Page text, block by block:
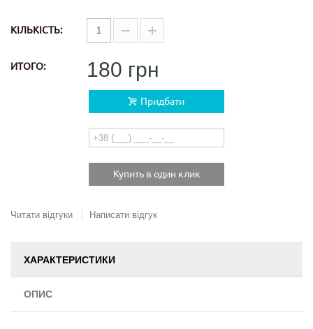
КІЛЬКІСТЬ:
ИТОГО: 180 грн
Придбати
Купить в один клик
Читати відгуки Написати відгук
ХАРАКТЕРИСТИКИ
ОПИС